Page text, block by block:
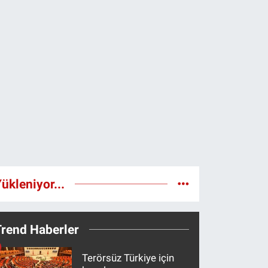
Haberler
Terörsüz Türkiye için